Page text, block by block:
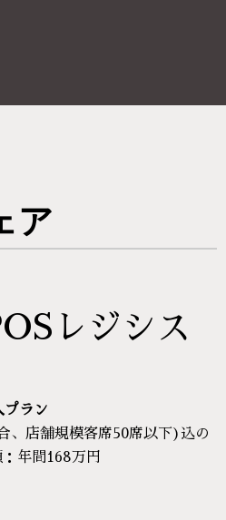
ア
レジシス
プラン
、店舗規模客席50席以下)込の
年間168万円